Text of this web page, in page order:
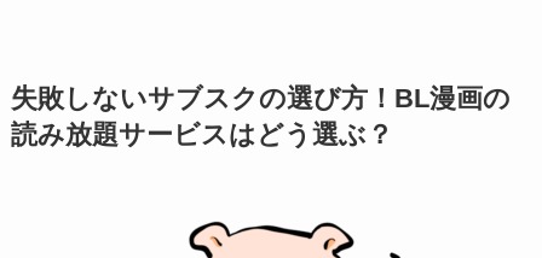
失敗しないサブスクの選び方！BL漫画の
読み放題サービスはどう選ぶ？